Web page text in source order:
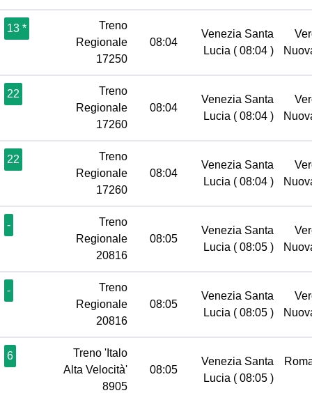
13 *
Treno
Regionale
17250
08:04
Venezia Santa
Lucia ( 08:04 )
22
Treno
Regionale
17260
08:04
Venezia Santa
Lucia ( 08:04 )
22
Treno
Regionale
17260
08:04
Venezia Santa
Lucia ( 08:04 )
-
Treno
Regionale
20816
08:05
Venezia Santa
Lucia ( 08:05 )
-
Treno
Regionale
20816
08:05
Venezia Santa
Lucia ( 08:05 )
6
Treno 'Italo
Alta Velocità'
8905
08:05
Venezia Santa
Lucia ( 08:05 )